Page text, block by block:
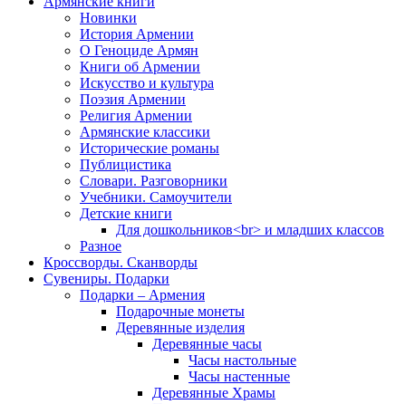
Новинки
История Армении
О Геноциде Армян
Книги об Армении
Иcкусство и культура
Поэзия Армении
Религия Армении
Армянские классики
Исторические романы
Публицистика
Словари. Разговорники
Учебники. Самоучители
Детские книги
Для дошкольников<br> и младших классов
Разное
Кроссворды. Сканворды
Сувениры. Подарки
Подарки – Армения
Подарочные монеты
Деревянные изделия
Деревянные часы
Часы настольные
Часы настенные
Деревянные Храмы